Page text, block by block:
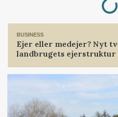
Loading...
BUSINESS
Ejer eller medejer? Nyt
landbrugets ejerstruktur